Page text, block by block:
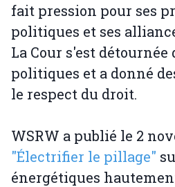
fait pression pour ses
politiques et ses
La Cour s'est
politiques et a donné
le respect du droit.
WSRW a publié le 2
"Électrifier le pillage"
énergétiques